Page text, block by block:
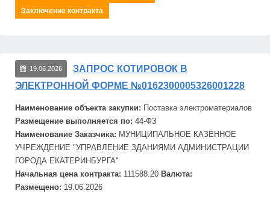
Заключение контракта
19.06.2026
ЗАПРОС КОТИРОВОК В
ЭЛЕКТРОННОЙ ФОРМЕ №0162300005326001228
Наименование объекта закупки: Поставка электроматериалов
Размещение выполняется по: 44-ФЗ
Наименование Заказчика: МУНИЦИПАЛЬНОЕ КАЗЁННОЕ
УЧРЕЖДЕНИЕ "УПРАВЛЕНИЕ ЗДАНИЯМИ АДМИНИСТРАЦИИ
ГОРОДА ЕКАТЕРИНБУРГА"
Начальная цена контракта: 111588.20 Валюта:
Размещено: 19.06.2026